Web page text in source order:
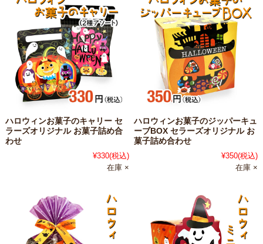
ハロウィンお菓子のキャリー セ
ラーズオリジナル お菓子詰め合
わせ
¥330(税込)
在庫 ×
ハロウィンお菓子のジッパーキュ
ーブBOX セラーズオリジナル お
菓子詰め合わせ
¥350(税込)
在庫 ×